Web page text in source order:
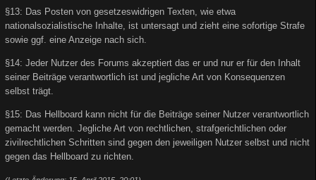
§13: Das Posten von gesetzeswidrigen Texten, wie etwa
nationalsozialistische Inhalte, ist untersagt und zieht eine sofortige Strafe
sowie ggf. eine Anzeige nach sich.
§14: Jeder Nutzer des Forums akzeptiert das er und nur er für den Inhalt
seiner Beiträge verantwortlich ist und jegliche Art von Konsequenzen
selbst trägt.
§15: Das Hellboard kann nicht für die Beiträge seiner Nutzer verantwortlich
gemacht werden. Jegliche Art von rechtlichen, strafgerichtlichen oder
zivilrechtlichen Schritten sind gegen den jeweiligen Nutzer selbst und nicht
gegen das Hellboard zu richten.